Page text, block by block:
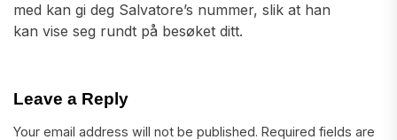
med kan gi deg Salvatore’s nummer, slik at han
kan vise seg rundt på besøket ditt.
Leave a Reply
Your email address will not be published. Required fields are